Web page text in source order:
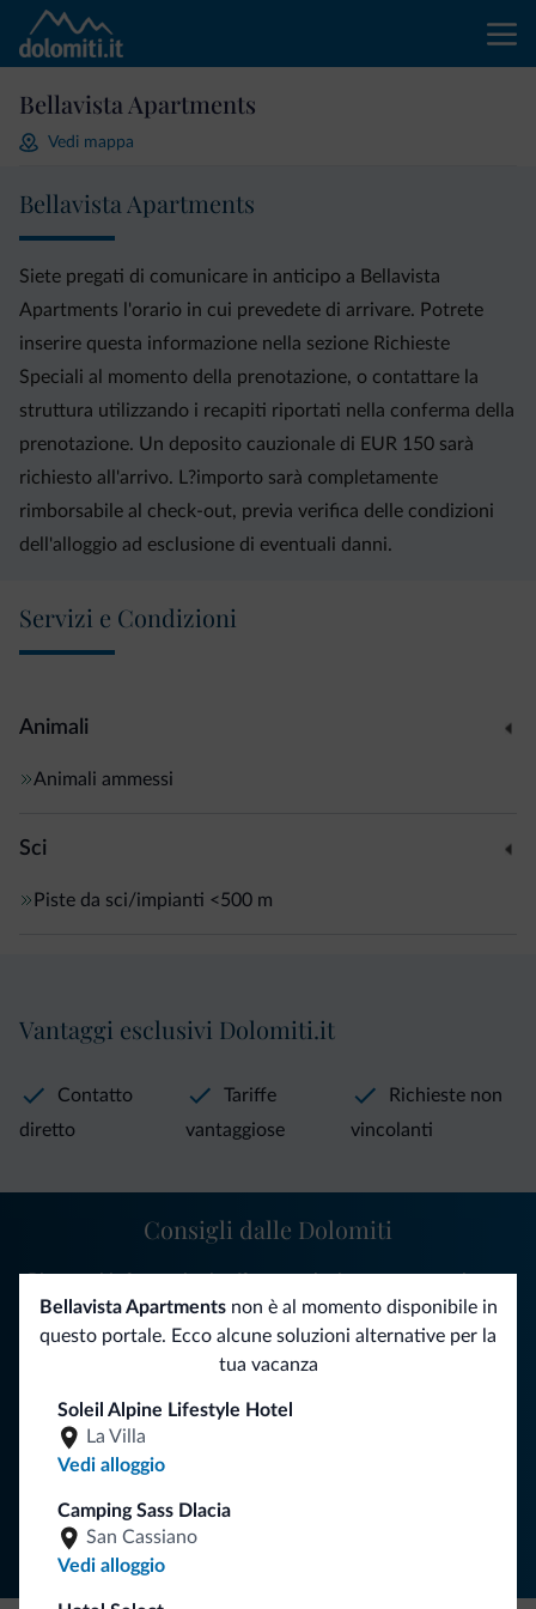
Bellavista Apartments
Vedi mappa
Bellavista Apartments
Siete pregati di comunicare in anticipo a Bellavista
Apartments l'orario in cui prevedete di arrivare. Potrete
inserire questa informazione nella sezione Richieste
Speciali al momento della prenotazione, o contattare la
struttura utilizzando i recapiti riportati nella conferma della
prenotazione. Un deposito cauzionale di EUR 150 sarà
richiesto all'arrivo. L?importo sarà completamente
rimborsabile al check-out, previa verifica delle condizioni
dell'alloggio ad esclusione di eventuali danni.
Servizi e Condizioni
Animali
Animali ammessi
Sci
Piste da sci/impianti <500 m
Bellavista Apartmentsnon è al momento disponibile in
questo portale. Ecco alcune soluzioni alternative per la
tua vacanza
Soleil Alpine Lifestyle Hotel
La Villa
Vedi alloggio
Camping Sass Dlacia
San Cassiano
Vedi alloggio
Vantaggi esclusivi Dolomiti.it
Contatto
diretto
Tariffe
vantaggiose
Richieste non
vincolanti
Consigli dalle Dolomiti
vacanza nelle Dolomiti.
ISCRIVITI ALLA NEWSLETTER